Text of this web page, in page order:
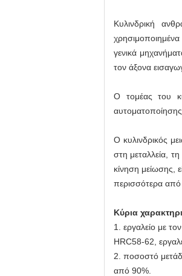
Κυλινδρική
γενικά
τον άξονα
Ο τομέας του
Ο κυλινδρικός
στη μεταλλεία,
κίνηση μείωσης,
περισσότερα από
Κύρια
1. εργαλείο με
HRC58-62,
2. ποσοστό
από 90%.